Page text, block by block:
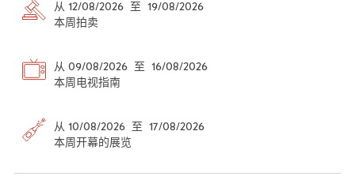
从 12/08/2026 至 19/08/2026
本周拍卖
从 09/08/2026 至 16/08/2026
本周电视指南
从 10/08/2026 至 17/08/2026
本周开幕的展览